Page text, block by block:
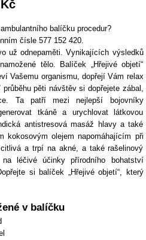
balíčku procedur?
čísle 577 152 420.
už odnepaměti. Vynikajících výsledků
tělo. Balíček „Hřejivé objetí“
Vašemu organismu, dopřejí Vám relax
pěti návštěv si dopřejete zábal,
Ta patří mezi nejlepší bojovníky
tkáně a urychlovat látkovou
antistresová masáž hlavy a také
kokosovým olejem napomáhajícím při
a trpí na akné, a také rašelinový
léčivé účinky přírodního bohatství
si balíček „Hřejivé objetí“, který
v balíčku